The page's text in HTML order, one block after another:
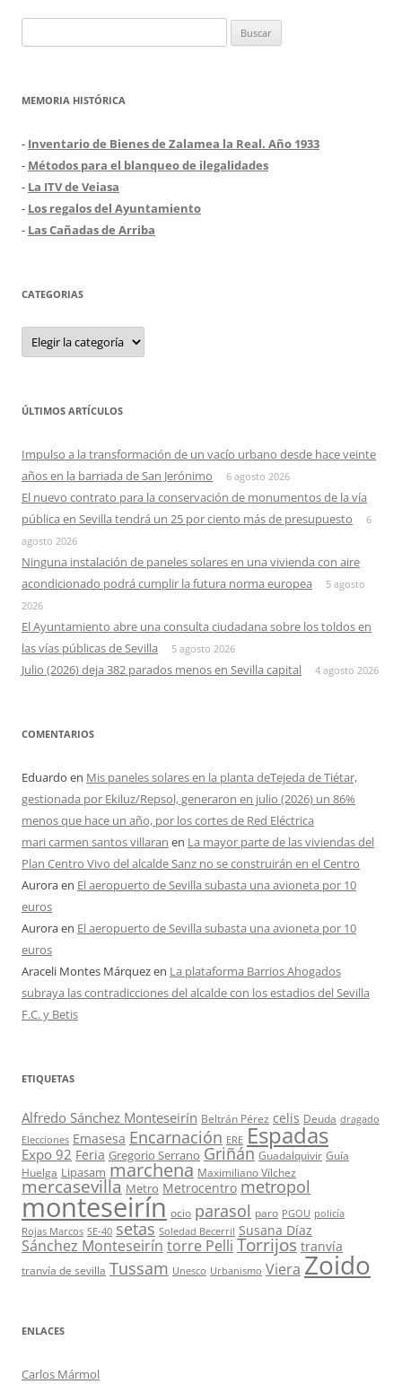
MEMORIA HISTÓRICA
- Inventario de Bienes de Zalamea la Real. Año 1933
- Métodos para el blanqueo de ilegalidades
- La ITV de Veiasa
- Los regalos del Ayuntamiento
- Las Cañadas de Arriba
CATEGORIAS
Categorias
ÚLTIMOS ARTÍCULOS
Impulso a la transformación de un vacío urbano desde hace veinte
años en la barriada de San Jerónimo
6 agosto 2026
El nuevo contrato para la conservación de monumentos de la vía
pública en Sevilla tendrá un 25 por ciento más de presupuesto
6
agosto 2026
Ninguna instalación de paneles solares en una vivienda con aire
acondicionado podrá cumplir la futura norma europea
5 agosto
2026
El Ayuntamiento abre una consulta ciudadana sobre los toldos en
las vías públicas de Sevilla
5 agosto 2026
Julio (2026) deja 382 parados menos en Sevilla capital 4 agosto 2026
COMENTARIOS
Eduardo en Mis paneles solares en la planta deTejeda de Tiétar,
gestionada por Ekiluz/Repsol, generaron en julio (2026) un 86%
menos que hace un año, por los cortes de Red Eléctrica
mari carmen santos villaran en La mayor parte de las viviendas del
Plan Centro Vivo del alcalde Sanz no se construirán en el Centro
Auroraen El aeropuerto de Sevilla subasta una avioneta por 10
euros
Auroraen El aeropuerto de Sevilla subasta una avioneta por 10
euros
Araceli Montes Márquezen La plataforma Barrios Ahogados
subraya las contradicciones del alcalde con los estadios del Sevilla
F.C. y Betis
ETIQUETAS
Alfredo Sánchez Monteseirín Beltrán Pérez celis Deuda dragado
Elecciones Emasesa Encarnación ERE Espadas
Expo 92 Feria Gregorio Serrano Griñán Guadalquivir Guía
Huelga Lipasam marchena Maximiliano Vílchez
mercasevilla Metro Metrocentro metropol
monteseirín ocio parasol paro PGOU policía
Rojas Marcos SE-40 setas Soledad Becerril Susana Díaz
Sánchez Monteseirín torre Pelli Torrijos tranvía
tranvía de sevilla Tussam Unesco Urbanismo Viera Zoido
ENLACES
Carlos Mármol